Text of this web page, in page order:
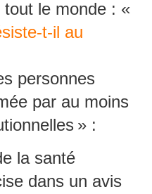
le monde : «
t-il au
personnes
par au moins
» :
la santé
dans un avis